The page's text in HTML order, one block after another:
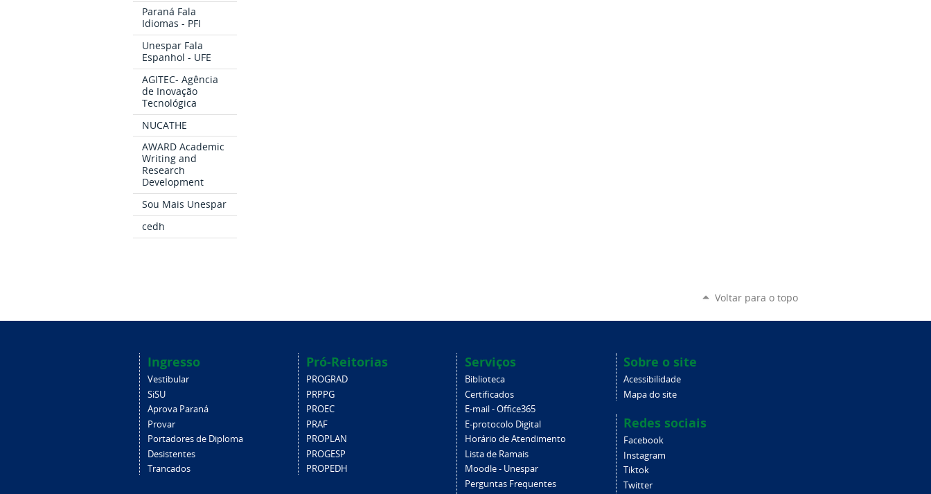
Paraná Fala
Idiomas - PFI
Unespar Fala
Espanhol - UFE
AGITEC- Agência
de Inovação
Tecnológica
NUCATHE
AWARD Academic
Writing and
Research
Development
Sou Mais Unespar
cedh
Voltar para o topo
Ingresso
Vestibular
SiSU
Aprova Paraná
Provar
Portadores de Diploma
Desistentes
Trancados
Pró-Reitorias
PROGRAD
PRPPG
PROEC
PRAF
PROPLAN
PROGESP
PROPEDH
Serviços
Biblioteca
Certificados
E-mail - Office365
E-protocolo Digital
Horário de Atendimento
Lista de Ramais
Moodle - Unespar
Perguntas Frequentes
Sobre o site
Acessibilidade
Mapa do site
Redes sociais
Facebook
Instagram
Tiktok
Twitter